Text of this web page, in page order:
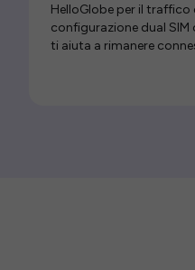
HelloGlobe per il traffico
configurazione dual
ti aiuta a rimanere